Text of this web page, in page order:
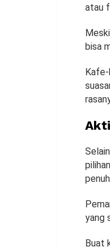
atau
bisa
yang
Buat